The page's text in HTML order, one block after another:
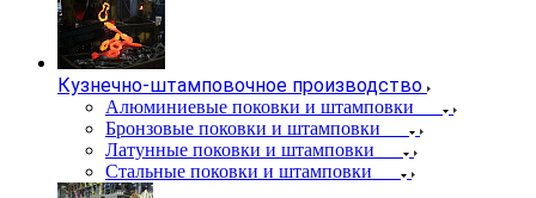
Кузнечно-штамповочное производство
Алюминиевые поковки и штамповки
Бронзовые поковки и штамповки
Латунные поковки и штамповки
Стальные поковки и штамповки